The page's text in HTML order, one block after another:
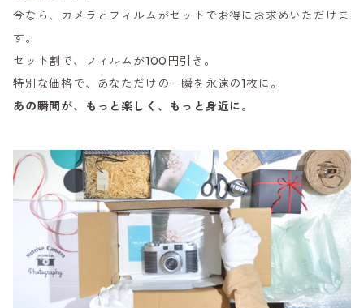
今なら、カメラとフィルムがセットでお得にお求めいただけま
す。
セット割で、フィルムが100円引き。
特別な価格で、あなただけの一瞬を永遠の1枚に。
あの瞬間が、もっと楽しく、もっと身近に。